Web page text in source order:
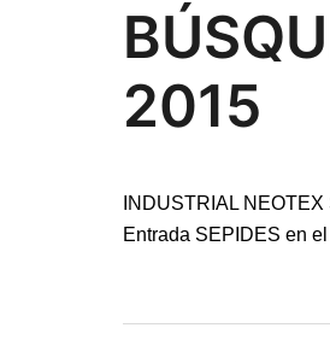
2015
INDUSTRIAL
Entrada SEPIDES en